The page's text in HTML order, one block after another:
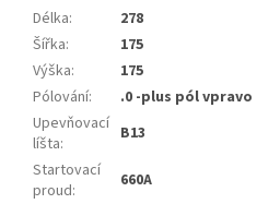
Délka:
278
Šířka:
175
Výška:
175
Pólování:
.0 -plus pól vpravo
Upevňovací
líšta:
B13
Startovací
proud: 660A